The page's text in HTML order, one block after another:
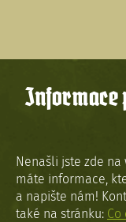
Informace
Nenašli jste zde
máte informace,
a napište nám!
také na stránku: